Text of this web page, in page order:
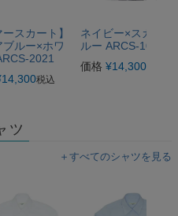
ースカート】
ブルー×ホワ
2021
14,300税込
ネイビー×スカイブ
ルー ARCS-1072
価格 ¥14,300
ツ
＋すべてのシャツを見る